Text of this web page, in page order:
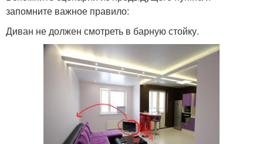
запомните важное правило:
Диван не должен смотреть в барную стойку.